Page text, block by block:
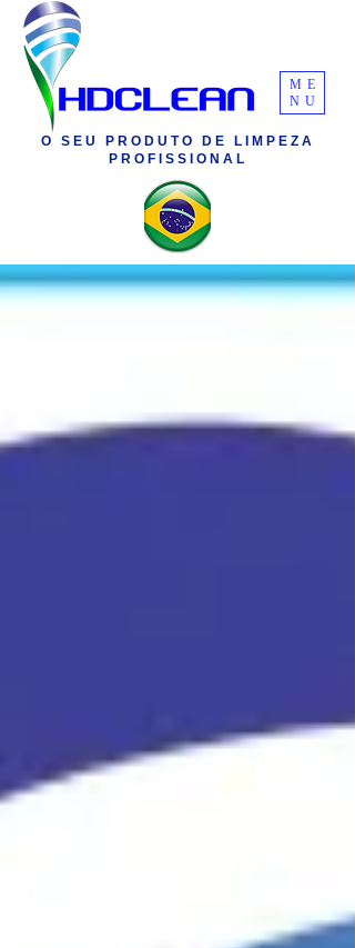
ME
NU
O SEU PRODUTO DE LIMPEZA
PROFISSIONAL